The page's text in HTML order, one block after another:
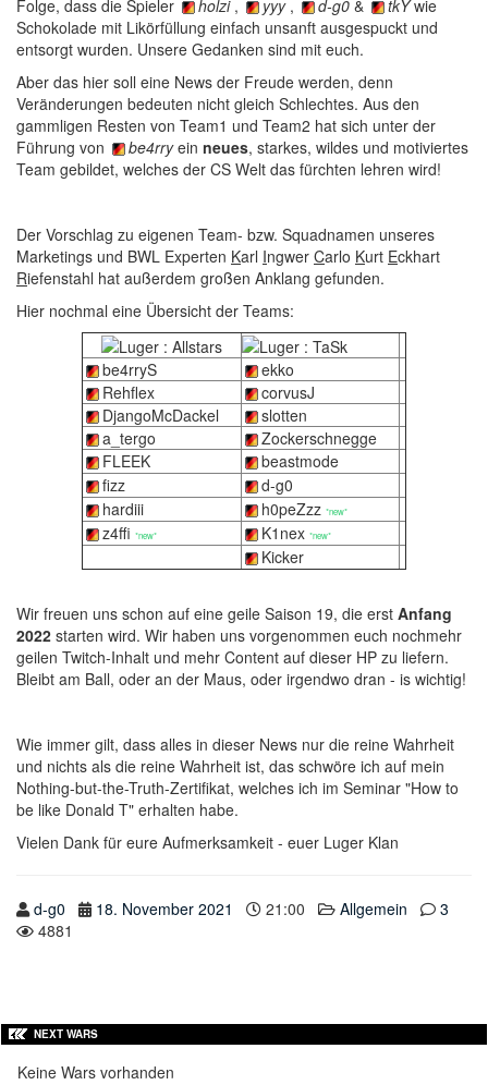
Folge, dass die Spieler holzi, yyy, d-g0 & tkYwie
Schokolade mit Likörfüllung einfach unsanft ausgespuckt und
entsorgt wurden. Unsere Gedanken sind mit euch.
Aber das hier soll eine News der Freude werden, denn
Veränderungen bedeuten nicht gleich Schlechtes. Aus den
gammligen Resten von Team1 und Team2 hat sich unter der
Führung von
be4rryein neues, starkes, wildes und motiviertes
Team gebildet, welches der CS Welt das fürchten lehren wird!
Der Vorschlag zu eigenen Team- bzw. Squadnamen unseres
Marketings und BWL Experten Karl Ingwer Carlo Kurt Eckhart
Riefenstahl hat außerdem großen Anklang gefunden.
Hier nochmal eine Übersicht der Teams:
be4rryS
ekko
Rehflex
corvusJ
DjangoMcDackel
slotten
a_tergo
Zockerschnegge
FLEEK
beastmode
fizz
d-g0
hardiii
h0peZzz *new*
z4ffi *new* K1nex *new*
Kicker
Wir freuen uns schon auf eine geile Saison 19, die erst Anfang
2022 starten wird. Wir haben uns vorgenommen euch nochmehr
geilen Twitch-Inhalt und mehr Content auf dieser HP zu liefern.
Bleibt am Ball, oder an der Maus, oder irgendwo dran - is wichtig!
Wie immer gilt, dass alles in dieser News nur die reine Wahrheit
und nichts als die reine Wahrheit ist, das schwöre ich auf mein
Nothing-but-the-Truth-Zertifikat, welches ich im Seminar "How to
be like Donald T" erhalten habe.
Vielen Dank für eure Aufmerksamkeit - euer Luger Klan
d-g0 18. November 2021 21:00 Allgemein
3
4881
NEXT WARS
Keine Wars vorhanden